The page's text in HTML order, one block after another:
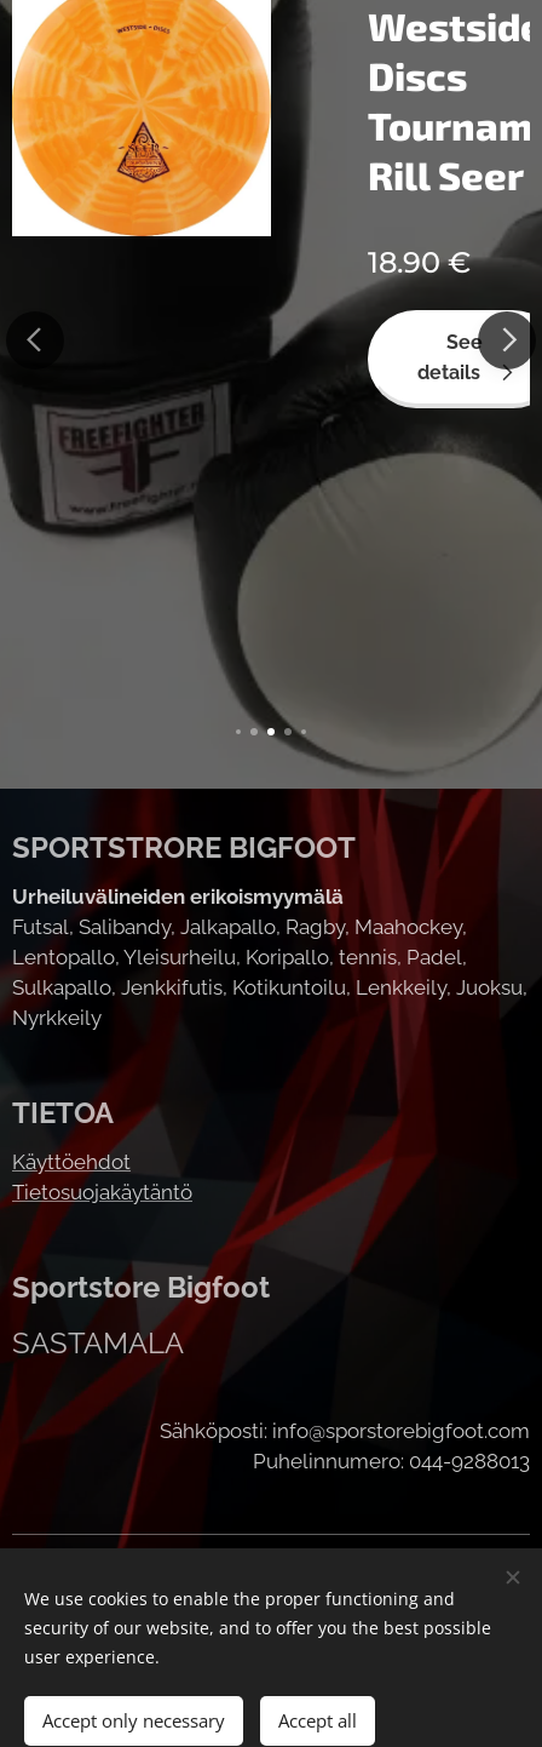
Add to cart
Westside
Discs
Rill Seer
18.90€
See
details
SPORTSTRORE BIGFOOT
Urheiluvälineiden erikoismyymälä
Futsal, Salibandy, Jalkapallo, Ragby, Maahockey,
Lentopallo, Yleisurheilu, Koripallo, tennis, Padel,
Sulkapallo, Jenkkifutis, Kotikuntoilu, Lenkkeily, Juoksu,
Nyrkkeily
TIETOA
Käyttöehdot
Tietosuojakäytäntö
Sportstore Bigfoot
SASTAMALA
Sähköposti: info@sporstorebigfoot.com
Puhelinnumero: 044-9288013
Languages
Suomi
English
We use cookies to enable the proper functioning and
security of our website, and to offer you the best possible
user experience.
Accept only necessary Accept all